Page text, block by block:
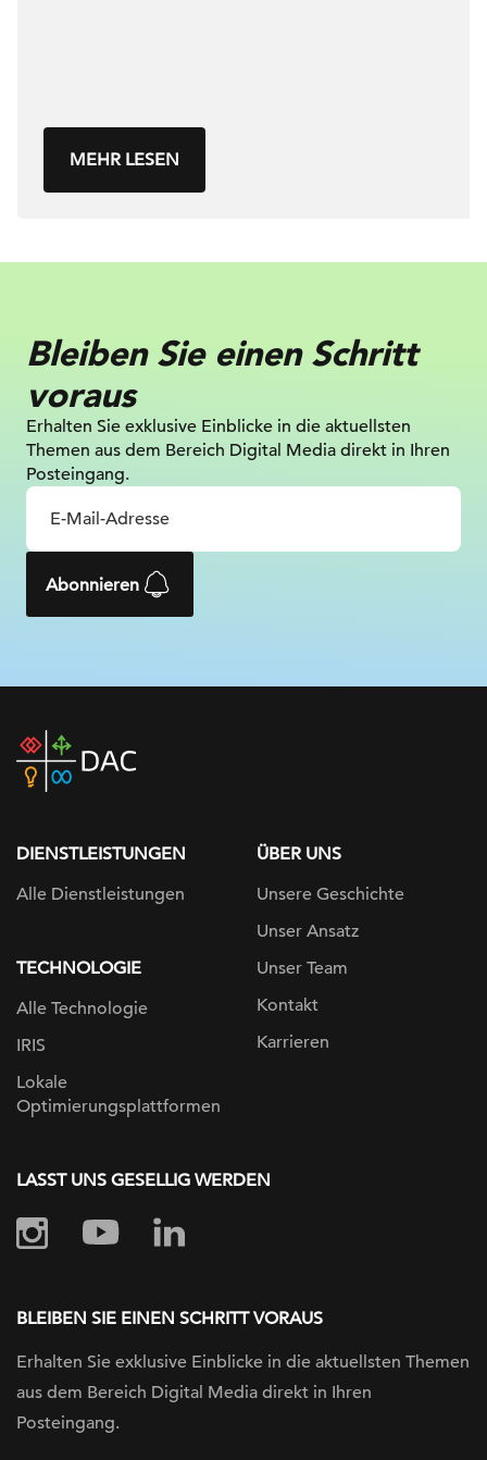
MEHR LESEN
Bleiben Sie einen Schritt
voraus
Erhalten Sie exklusive Einblicke in die aktuellsten
Themen aus dem Bereich Digital Media direkt in Ihren
Posteingang.
Abonnieren
DAC
home
DIENSTLEISTUNGEN
Alle Dienstleistungen
TECHNOLOGIE
Alle Technologie
IRIS
Lokale
Optimierungsplattformen
ÜBER UNS
Unsere Geschichte
Unser Ansatz
Unser Team
Kontakt
Karrieren
LASST UNS GESELLIG WERDEN
BLEIBEN SIE EINEN SCHRITT VORAUS
Erhalten Sie exklusive Einblicke in die aktuellsten Themen
aus dem Bereich Digital Media direkt in Ihren
Posteingang.